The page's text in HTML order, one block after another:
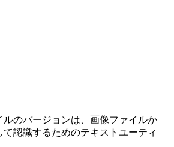
ルのバージョンは、画像ファイルか
て認識するためのテキストユーティ